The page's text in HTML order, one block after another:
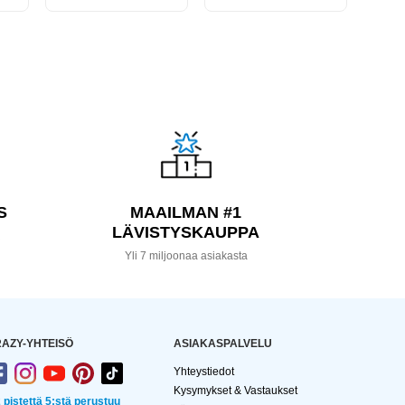
MAAILMAN #1
LÄVISTYSKAUPPA
Yli 7 miljoonaa asiakasta
YHTEISÖ
pistettä 5:stä perustuu
ASIAKASPALVELU
Yhteystiedot
Kysymykset & Vastaukset